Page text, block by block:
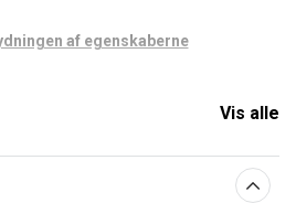
af egenskaberne
Vis alle